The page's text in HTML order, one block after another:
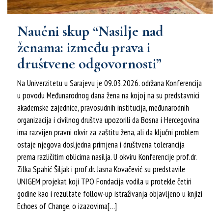
Naučni skup “Nasilje nad
ženama: između prava i
društvene odgovornosti”
Na Univerzitetu u Sarajevu je 09.03.2026. održana Konferencija
u povodu Međunarodnog dana žena na kojoj na su predstavnici
akademske zajednice, pravosudnih institucija, međunarodnih
organizacija i civilnog društva upozorili da Bosna i Hercegovina
ima razvijen pravni okvir za zaštitu žena, ali da ključni problem
ostaje njegova dosljedna primjena i društvena tolerancija
prema različitim oblicima nasilja. U okviru Konferencije prof.dr.
Zilka Spahić Šiljak i prof.dr. Jasna Kovačević su predstavile
UNIGEM projekat koji TPO Fondacija vodila u protekle četiri
godine kao i rezultate follow-up istraživanja objavljeno u knjizi
Echoes of Change, o izazovima[…]